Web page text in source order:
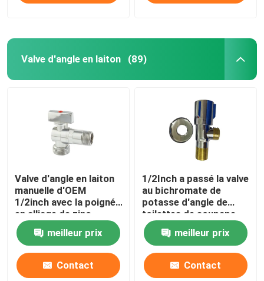
Valve d'angle en laiton (89)
Valve d'angle en laiton
manuelle d'OEM
1/2inch avec la poignée
en alliage de zinc
meilleur prix
Contact
1/2Inch a passé la valve
au bichromate de
potasse d'angle de
toilettes de soupape
d'arrêt d'angle d'évier
meilleur prix
Contact